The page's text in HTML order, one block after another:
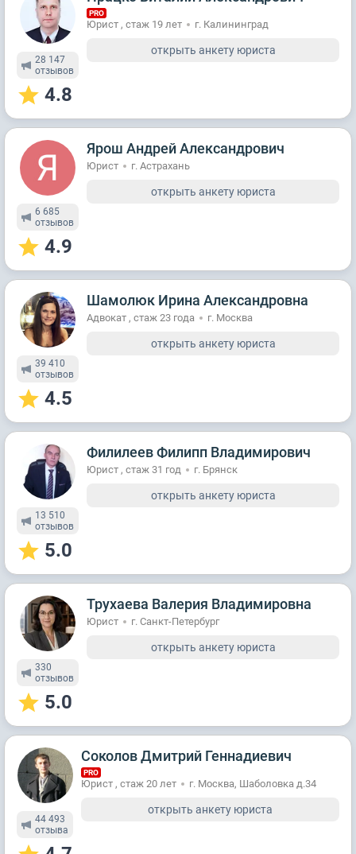
28 147
отзывов
4.8
PRO
Юрист , стаж 19 лет г. Калининград
открыть анкету юриста
6 685
отзывов
4.9
Ярош Андрей Александрович
Юрист г. Астрахань
открыть анкету юриста
39 410
отзывов
4.5
Шамолюк Ирина Александровна
Адвокат , стаж 23 годa г. Москва
открыть анкету юриста
13 510
отзывов
5.0
Филилеев Филипп Владимирович
Юрист , стаж 31 год г. Брянск
открыть анкету юриста
330
отзывов
5.0
Трухаева Валерия Владимировна
Юрист г. Санкт-Петербург
открыть анкету юриста
44 493
отзывa
Соколов Дмитрий Геннадиевич
PRO
Юрист , стаж 20 лет г. Москва, Шаболовка д.34
открыть анкету юриста